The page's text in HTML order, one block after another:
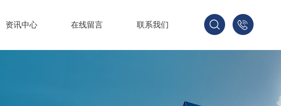
资讯中心 在线留言 联系我们